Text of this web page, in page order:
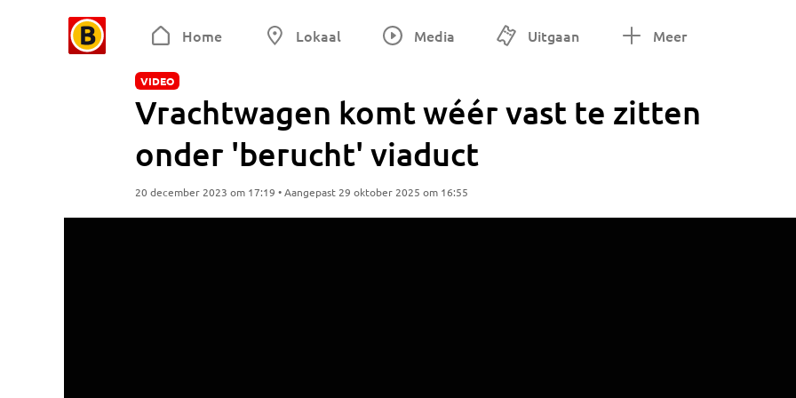
Home Lokaal Media Uitgaan Meer
VIDEO
Vrachtwagen komt wéér vast te zitten
onder 'berucht' viaduct
20 december 2023 om 17:19 • Aangepast 29 oktober 2025 om 16:55